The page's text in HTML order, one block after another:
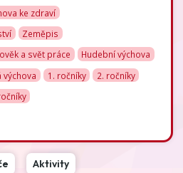
ke zdraví
Zeměpis
a svět práce
Hudební výchova
výchova 1. ročníky
2. ročníky
Aktivity